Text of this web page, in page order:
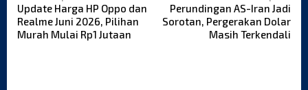
o
s
t
Update Harga HP Oppo dan
Realme Juni 2026, Pilihan
Murah Mulai Rp1 Jutaan
Perundingan AS-Iran Jadi
Sorotan, Pergerakan Dolar
Masih Terkendali